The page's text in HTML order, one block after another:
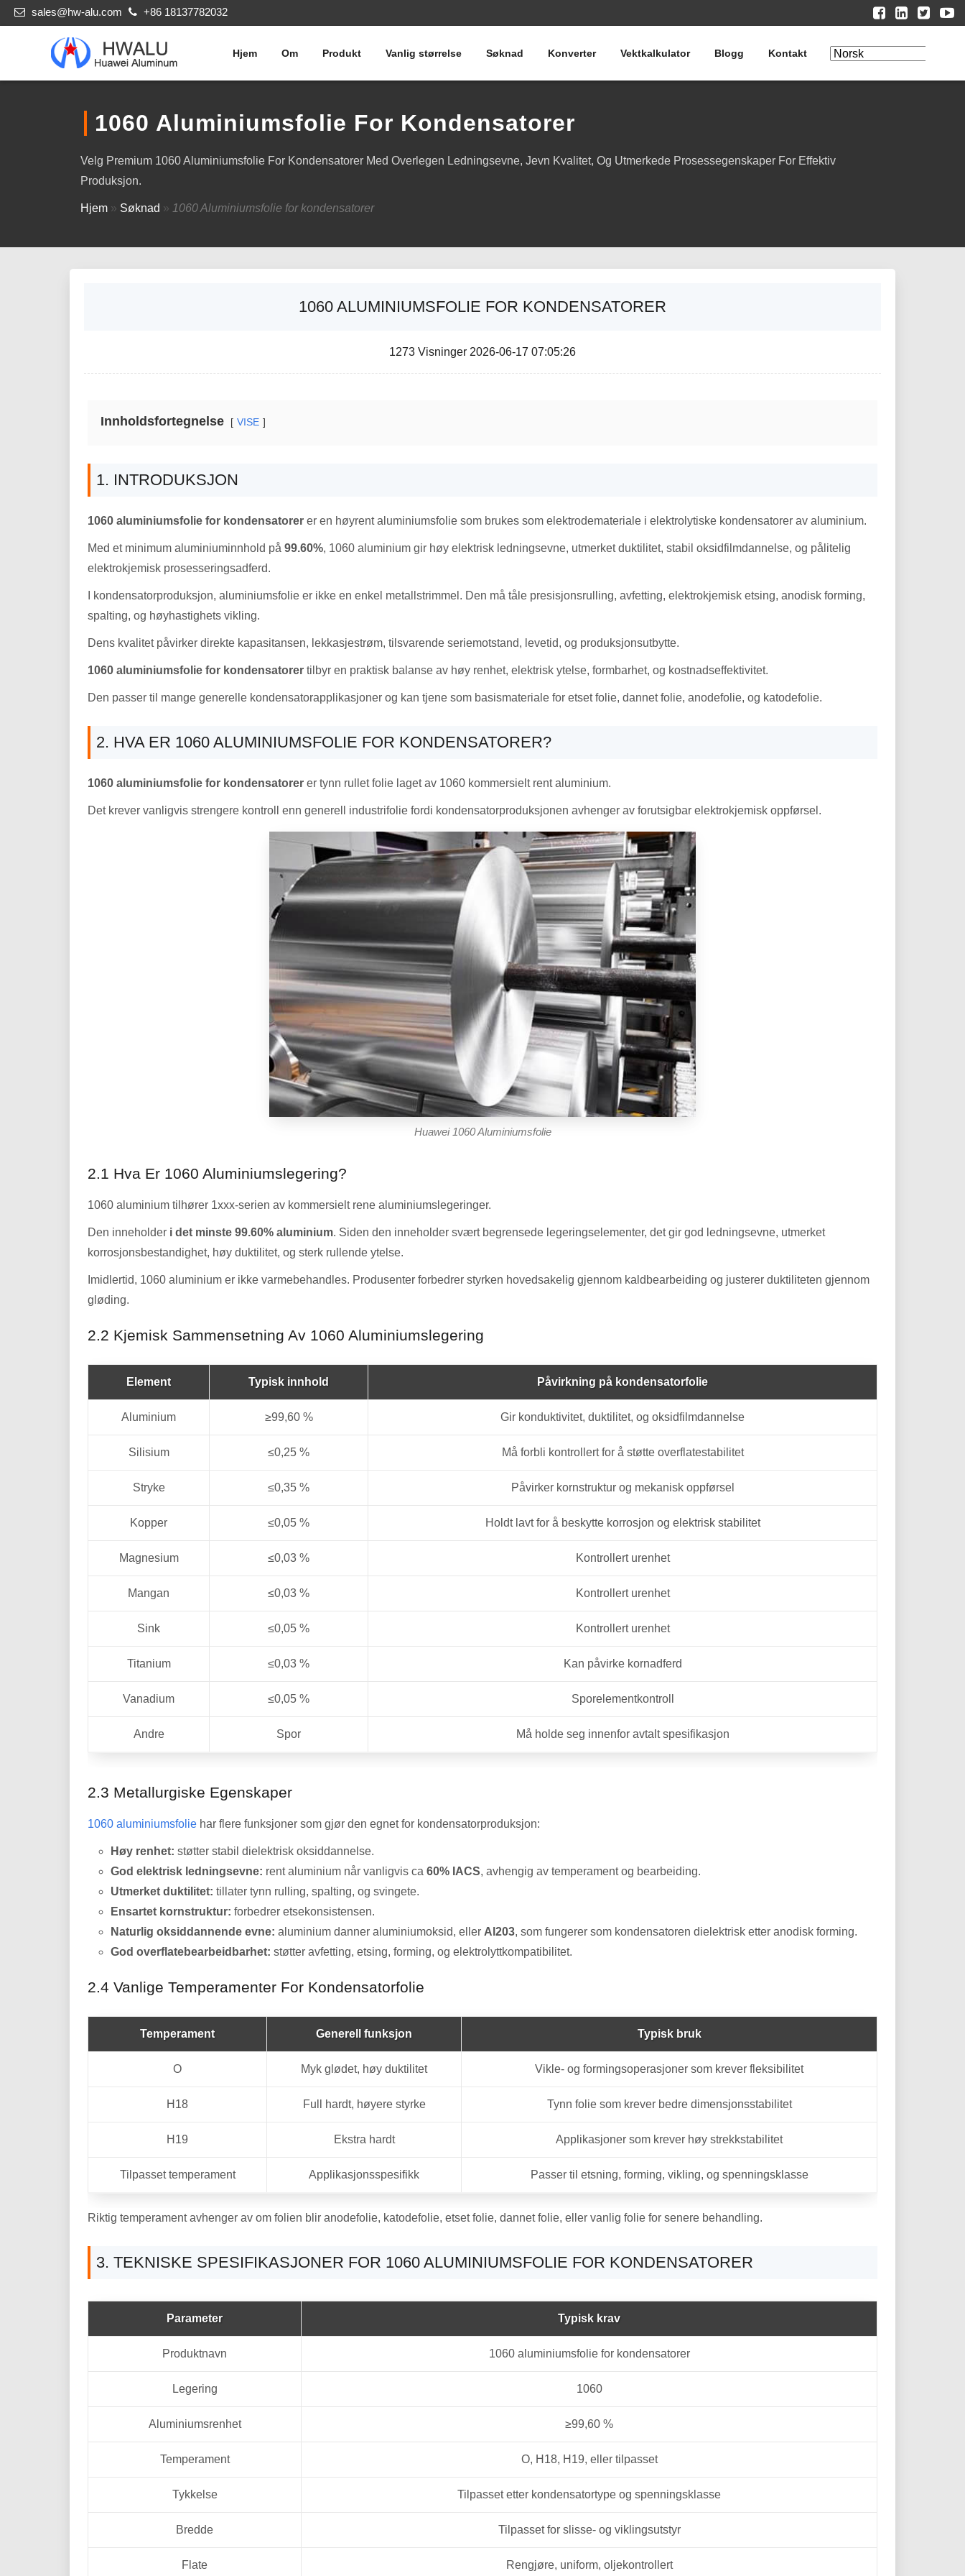
sales@hw-alu.com +86 18137782032
Hjem Om Produkt Vanlig størrelse Søknad Konverter Vektkalkulator Blogg Kontakt
1060 Aluminiumsfolie For Kondensatorer
Velg Premium 1060 Aluminiumsfolie For Kondensatorer Med Overlegen Ledningsevne, Jevn Kvalitet, Og Utmerkede Prosessegenskaper For Effektiv
Produksjon.
Hjem » Søknad » 1060 Aluminiumsfolie for kondensatorer
1060 ALUMINIUMSFOLIE FOR KONDENSATORER
1273 Visninger 2026-06-17 07:05:26
Innholdsfortegnelse VISE
1. INTRODUKSJON
1060 aluminiumsfolie for kondensatorer er en høyrent aluminiumsfolie som brukes som elektrodemateriale i elektrolytiske kondensatorer av aluminium.
Med et minimum aluminiuminnhold på 99.60%, 1060 aluminium gir høy elektrisk ledningsevne, utmerket duktilitet, stabil oksidfilmdannelse, og pålitelig
elektrokjemisk prosesseringsadferd.
I kondensatorproduksjon, aluminiumsfolie er ikke en enkel metallstrimmel. Den må tåle presisjonsrulling, avfetting, elektrokjemisk etsing, anodisk forming,
spalting, og høyhastighets vikling.
Dens kvalitet påvirker direkte kapasitansen, lekkasjestrøm, tilsvarende seriemotstand, levetid, og produksjonsutbytte.
1060 aluminiumsfolie for kondensatorer tilbyr en praktisk balanse av høy renhet, elektrisk ytelse, formbarhet, og kostnadseffektivitet.
Den passer til mange generelle kondensatorapplikasjoner og kan tjene som basismateriale for etset folie, dannet folie, anodefolie, og katodefolie.
2. HVA ER 1060 ALUMINIUMSFOLIE FOR KONDENSATORER?
1060 aluminiumsfolie for kondensatorer er tynn rullet folie laget av 1060 kommersielt rent aluminium.
Det krever vanligvis strengere kontroll enn generell industrifolie fordi kondensatorproduksjonen avhenger av forutsigbar elektrokjemisk oppførsel.
Huawei 1060 Aluminiumsfolie
2.1 Hva Er 1060 Aluminiumslegering?
1060 aluminium tilhører 1xxx-serien av kommersielt rene aluminiumslegeringer.
Den inneholder i det minste 99.60% aluminium. Siden den inneholder svært begrensede legeringselementer, det gir god ledningsevne, utmerket
korrosjonsbestandighet, høy duktilitet, og sterk rullende ytelse.
Imidlertid, 1060 aluminium er ikke varmebehandles. Produsenter forbedrer styrken hovedsakelig gjennom kaldbearbeiding og justerer duktiliteten gjennom
gløding.
2.2 Kjemisk Sammensetning Av 1060 Aluminiumslegering
Element Typisk innhold Påvirkning på kondensatorfolie
Aluminium ≥99,60 % Gir konduktivitet, duktilitet, og oksidfilmdannelse
Silisium ≤0,25 % Må forbli kontrollert for å støtte overflatestabilitet
Stryke ≤0,35 % Påvirker kornstruktur og mekanisk oppførsel
Kopper ≤0,05 % Holdt lavt for å beskytte korrosjon og elektrisk stabilitet
Magnesium ≤0,03 % Kontrollert urenhet
Mangan ≤0,03 % Kontrollert urenhet
Sink ≤0,05 % Kontrollert urenhet
Titanium ≤0,03 % Kan påvirke kornadferd
Vanadium ≤0,05 % Sporelementkontroll
Andre Spor Må holde seg innenfor avtalt spesifikasjon
2.3 Metallurgiske Egenskaper
1060 aluminiumsfolie har flere funksjoner som gjør den egnet for kondensatorproduksjon:
Høy renhet: støtter stabil dielektrisk oksiddannelse.
God elektrisk ledningsevne: rent aluminium når vanligvis ca 60% IACS, avhengig av temperament og bearbeiding.
Utmerket duktilitet: tillater tynn rulling, spalting, og svingete.
Ensartet kornstruktur: forbedrer etsekonsistensen.
Naturlig oksiddannende evne: aluminium danner aluminiumoksid, eller Al203, som fungerer som kondensatoren dielektrisk etter anodisk forming.
God overflatebearbeidbarhet: støtter avfetting, etsing, forming, og elektrolyttkompatibilitet.
2.4 Vanlige Temperamenter For Kondensatorfolie
Temperament Generell funksjon Typisk bruk
O Myk glødet, høy duktilitet Vikle- og formingsoperasjoner som krever fleksibilitet
H18 Full hardt, høyere styrke Tynn folie som krever bedre dimensjonsstabilitet
H19 Ekstra hardt Applikasjoner som krever høy strekkstabilitet
Tilpasset temperament Applikasjonsspesifikk Passer til etsning, forming, vikling, og spenningsklasse
Riktig temperament avhenger av om folien blir anodefolie, katodefolie, etset folie, dannet folie, eller vanlig folie for senere behandling.
3. TEKNISKE SPESIFIKASJONER FOR 1060 ALUMINIUMSFOLIE FOR KONDENSATORER
Parameter Typisk krav
Produktnavn 1060 aluminiumsfolie for kondensatorer
Legering 1060
Aluminiumsrenhet ≥99,60 %
Temperament O, H18, H19, eller tilpasset
Tykkelse Tilpasset etter kondensatortype og spenningsklasse
Bredde Tilpasset for slisse- og viklingsutstyr
Flate Rengjøre, uniform, oljekontrollert